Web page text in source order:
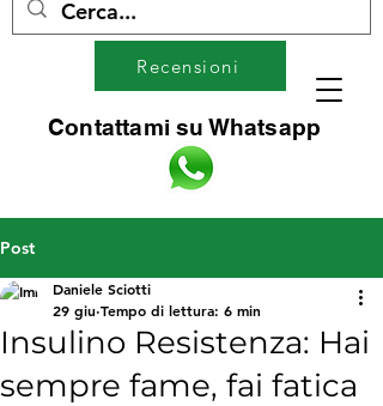
Contattami su Whatsapp
Recensioni
Post
Insulino Resistenza: Hai
sempre fame, fai fatica
Daniele Sciotti
29 giu Tempo di lettura: 6 min